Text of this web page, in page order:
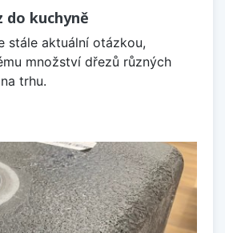
do kuchyně
stále aktuální otázkou,
množství dřezů různých
trhu.